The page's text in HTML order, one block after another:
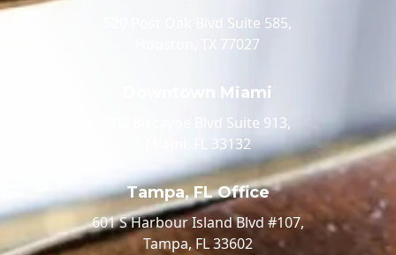
520 Post Oak Blvd Suite 585,
Houston, TX 77027
Downtown Miami
100 Biscayne Blvd Suite 913,
Miami, FL 33132
Tampa, FL Office
601 S Harbour Island Blvd #107,
Tampa, FL 33602